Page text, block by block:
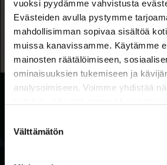
vuoksi pyydämme vahvistusta
Evästeiden avulla pystymme
mahdollisimman sopivaa sisältöä
muissa kanavissamme. Käytämme
mainosten räätälöimiseen,
ominaisuuksien tukemiseen ja
analysoimiseen. Voimme yhdistää
valinta
Välttämätön
ETÄTYÖ
Markkinointipäällikkö vs
marras 17, 2023